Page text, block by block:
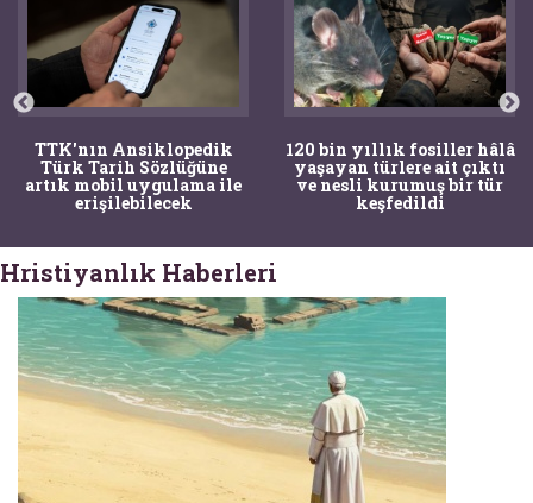
TTK'nın Ansiklopedik
Türk Tarih Sözlüğüne
artık mobil uygulama ile
erişilebilecek
120 bin yıllık fosiller hâlâ
yaşayan türlere ait çıktı
ve nesli kurumuş bir tür
keşfedildi
Hristiyanlık Haberleri